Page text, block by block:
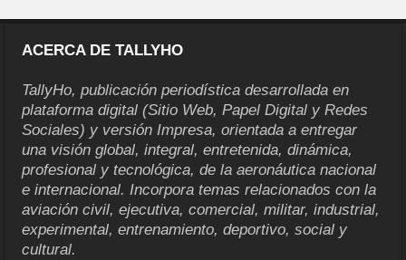
ACERCA DE TALLYHO
TallyHo, publicación periodística desarrollada en
plataforma digital (Sitio Web, Papel Digital y Redes
Sociales) y versión Impresa, orientada a entregar
una visión global, integral, entretenida, dinámica,
profesional y tecnológica, de la aeronáutica nacional
e internacional. Incorpora temas relacionados con la
aviación civil, ejecutiva, comercial, militar, industrial,
experimental, entrenamiento, deportivo, social y
cultural.